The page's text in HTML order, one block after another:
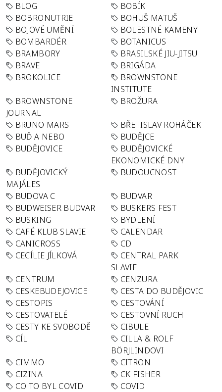
BLOG
BOBÍK
BOBRONUTRIE
BOHUŠ MATUŠ
BOJOVÉ UMĚNÍ
BOLESTNÉ KAMENY
BOMBARDÉR
BOTANICUS
BRAMBORY
BRASILSKÉ JIU-JITSU
BRAVE
BRIGÁDA
BROKOLICE
BROWNSTONE
INSTITUTE
BROWNSTONE
JOURNAL
BROŽURA
BRUNO MARS
BŘETISLAV ROHÁČEK
BUĎ A NEBO
BUDĚJCE
BUDĚJOVICE
BUDĚJOVICKÉ
EKONOMICKÉ DNY
BUDĚJOVICKÝ
MAJÁLES
BUDOUCNOST
BUDOVA C
BUDVAR
BUDWEISER BUDVAR
BUSKERS FEST
BUSKING
BYDLENÍ
CAFÉ KLUB SLAVIE
CALENDAR
CANICROSS
CD
CECÍLIE JÍLKOVÁ
CENTRAL PARK
SLAVIE
CENTRUM
CENZURA
CESKEBUDEJOVICE
CESTA DO BUDĚJOVIC
CESTOPIS
CESTOVÁNÍ
CESTOVATELÉ
CESTOVNÍ RUCH
CESTY KE SVOBODĚ
CIBULE
CÍL
CILLA & ROLF
BÖRJLINDOVI
CIMMO
CITRON
CIZINA
CK FISHER
CO TO BYL COVID
COVID